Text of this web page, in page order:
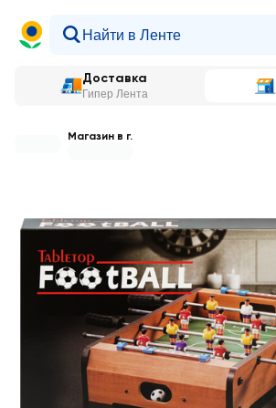
Доставка
Гипер Лента
Магазин в г.